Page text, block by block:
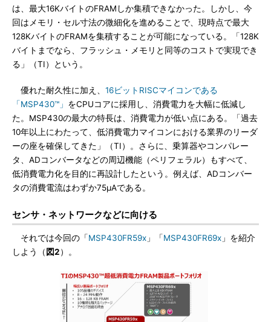
は、最大16KバイトのFRAMしか集積できなかった。しかし、今
回はメモリ・セル寸法の微細化を進めることで、現時点で最大
128KバイトのFRAMを集積することが可能になっている。「128K
バイトまでなら、フラッシュ・メモリと同等のコストで実現でき
る」（TI）という。
優れた耐久性に加え、 16ビットRISCマイコンである
「MSP430™」 をCPUコアに採用し、消費電力を大幅に低減し
た。MSP430の最大の特長は、消費電力が低い点にある。「過去
10年以上にわたって、低消費電力マイコンにおける業界のリーダ
ーの座を確保してきた」（TI）。さらに、乗算器やコンパレー
タ、ADコンバータなどの周辺機能（ペリフェラル）もすべて、
低消費電力化を目的に再設計したという。例えば、ADコンバー
タの消費電流はわずか75μAである。
センサ・ネットワークなどに向ける
それでは今回の「MSP430FR59x 」「MSP430FR69x 」を紹介
しよう（ 図2）。